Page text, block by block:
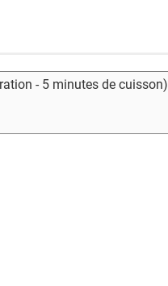
- 5 minutes de cuisson)